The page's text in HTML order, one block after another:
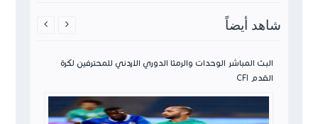
شاهد أيضاً
البث المباشر الوحدات والرمثا الدوري الاردني للمحترفين لكرة
القدم CFI
 